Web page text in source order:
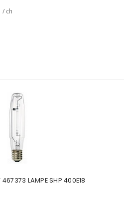
/ ch
467373 LAMPE SHP 400E18